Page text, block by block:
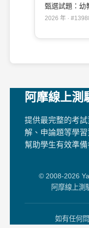
甄選試題：幼
2026 年 ·
阿摩線上測
提供最完整的考
解、申論題等學習
幫助學生有效準備
© 2008-2026
阿摩線上測
如有任何